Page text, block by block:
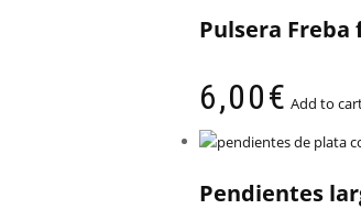
Pulsera Freba
6,00€ Add to
Pendientes